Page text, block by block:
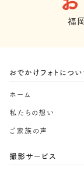
福
おでかけフォトについ
ホーム
私たちの想い
ご家族の声
撮影サービス